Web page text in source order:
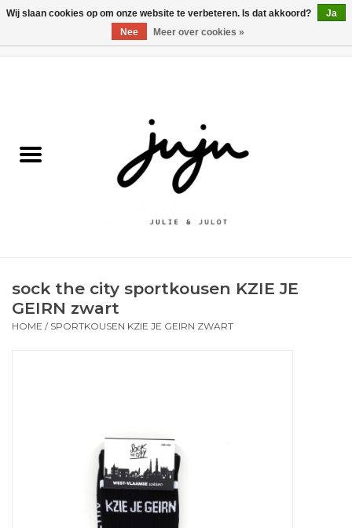
Kledij jongens
Schoenen
sock the city sportkousen KZIE JE
GEIRN zwart
HOME / SPORTKOUSEN KZIE JE GEIRN ZWART
Wij slaan cookies op om onze website te verbeteren. Is dat akkoord?
Ja
Nee
Meer over cookies »